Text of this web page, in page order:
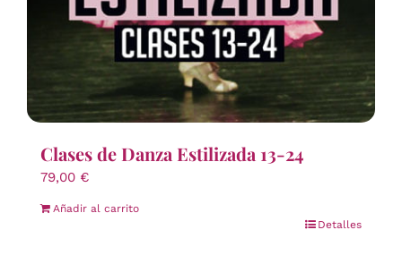
Clases de Danza Estilizada 13-24
79,00 €
Añadir al carrito
Detalles